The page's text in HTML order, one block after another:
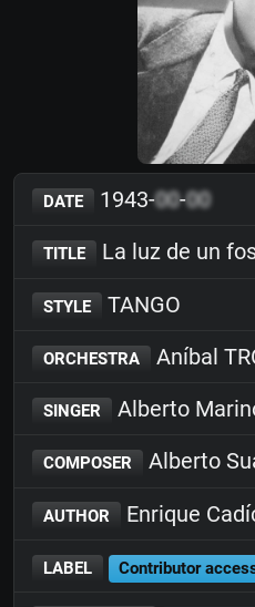
DATE 1943-00-00
TITLE La luz de un
STYLE TANGO
ORCHESTRA Aníbal
SINGER Alberto
COMPOSER Alberto
AUTHOR Enrique
LABEL Contributor